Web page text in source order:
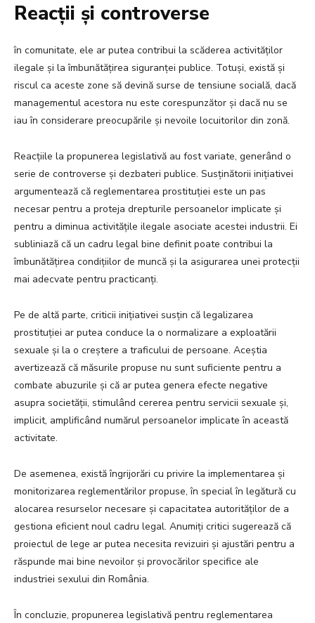
Reacții și controverse
în comunitate, ele ar putea contribui la scăderea activităților
ilegale și la îmbunătățirea siguranței publice. Totuși, există și
riscul ca aceste zone să devină surse de tensiune socială, dacă
managementul acestora nu este corespunzător și dacă nu se
iau în considerare preocupările și nevoile locuitorilor din zonă.
Reacțiile la propunerea legislativă au fost variate, generând o
serie de controverse și dezbateri publice. Susținătorii inițiativei
argumentează că reglementarea prostituției este un pas
necesar pentru a proteja drepturile persoanelor implicate și
pentru a diminua activitățile ilegale asociate acestei industrii. Ei
subliniază că un cadru legal bine definit poate contribui la
îmbunătățirea condițiilor de muncă și la asigurarea unei protecții
mai adecvate pentru practicanți.
Pe de altă parte, criticii inițiativei susțin că legalizarea
prostituției ar putea conduce la o normalizare a exploatării
sexuale și la o creștere a traficului de persoane. Aceștia
avertizează că măsurile propuse nu sunt suficiente pentru a
combate abuzurile și că ar putea genera efecte negative
asupra societății, stimulând cererea pentru servicii sexuale și,
implicit, amplificând numărul persoanelor implicate în această
activitate.
De asemenea, există îngrijorări cu privire la implementarea și
monitorizarea reglementărilor propuse, în special în legătură cu
alocarea resurselor necesare și capacitatea autorităților de a
gestiona eficient noul cadru legal. Anumiți critici sugerează că
proiectul de lege ar putea necesita revizuiri și ajustări pentru a
răspunde mai bine nevoilor și provocărilor specifice ale
industriei sexului din România.
În concluzie, propunerea legislativă pentru reglementarea